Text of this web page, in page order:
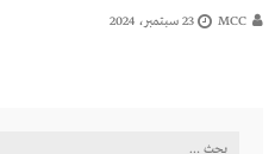
MCC 23 سبتمبر، 2024
البحث